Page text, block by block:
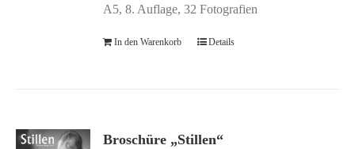
A5, 8. Auflage, 32 Fotografien
In den Warenkorb Details
Broschüre „Stillen“